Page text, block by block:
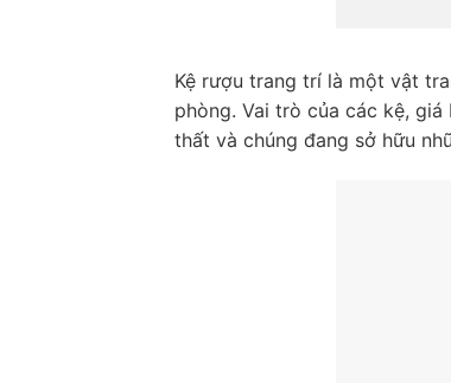
Kệ rượu trang trí là một vật
phòng. Vai trò của các kệ,
thất và chúng đang sở hữu